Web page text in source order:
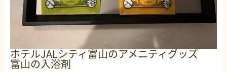
ホテルJALシティ富山のアメニティグッズ
富山の入浴剤